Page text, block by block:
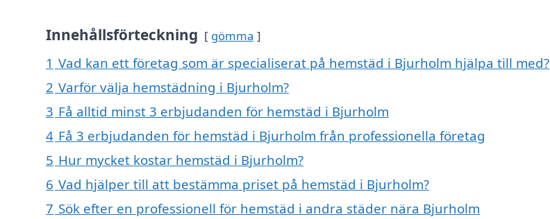
Innehållsförteckning gömma
1 Vad kan ett företag som är specialiserat på hemstäd i Bjurholm hjälpa till med?
2 Varför välja hemstädning i Bjurholm?
3 Få alltid minst 3 erbjudanden för hemstäd i Bjurholm
4 Få 3 erbjudanden för hemstäd i Bjurholm från professionella företag
5 Hur mycket kostar hemstäd i Bjurholm?
6 Vad hjälper till att bestämma priset på hemstäd i Bjurholm?
7 Sök efter en professionell för hemstäd i andra städer nära Bjurholm